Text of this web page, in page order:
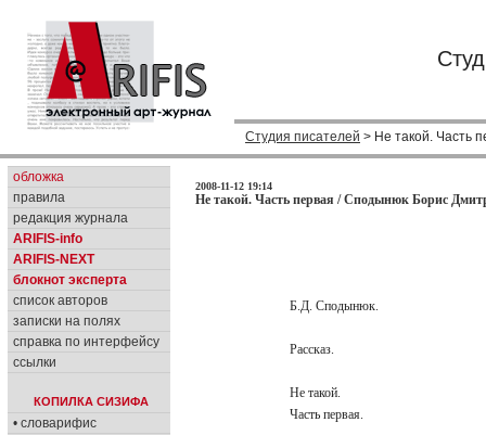
Студия писателей > Не такой. Часть
обложка
правила
редакция журнала
ARIFIS-info
ARIFIS-NEXT
блокнот эксперта
список авторов
записки на полях
справка по интерфейсу
ссылки
КОПИЛКА СИЗИФА
• словарифис
2008-11-12 19:14
Не такой. Часть первая / Сподынюк Борис
Б.Д. Сподынюк.
Рассказ.
Не такой.
Часть первая.